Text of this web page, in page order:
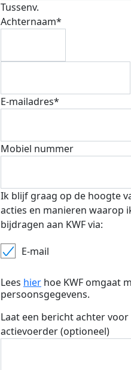
Tussenv.
Achternaam*
E-mailadres*
Mobiel nummer
Ik blijf graag op de hoogte
acties en manieren waarop
bijdragen aan KWF via:
E-mail
Lees hier hoe KWF omgaat
persoonsgegevens.
Laat een bericht achter voor
actievoerder (optioneel)